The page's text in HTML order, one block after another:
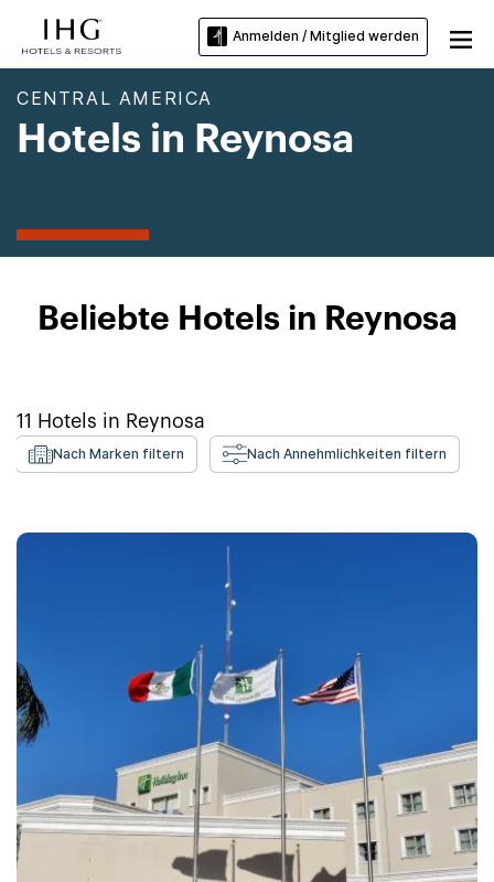
Anmelden / Mitglied werden
CENTRAL AMERICA
Hotels in Reynosa
Beliebte Hotels in Reynosa
11 Hotels in Reynosa
Nach Marken filtern Nach Annehmlichkeiten filtern